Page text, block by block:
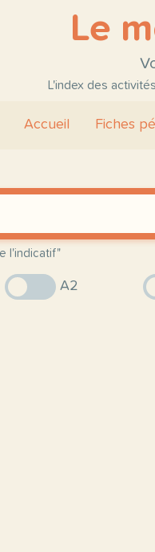
Le
L'index des
Accueil Fiches
l'indicatif"
A2